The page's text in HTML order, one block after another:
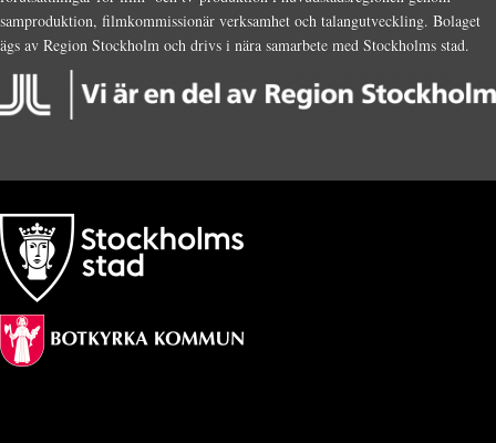
samproduktion, filmkommissionär verksamhet och talangutveckling. Bolaget
ägs av Region Stockholm och drivs i nära samarbete med Stockholms stad.